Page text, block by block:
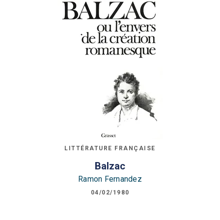
LITTÉRATURE FRANÇAISE
Balzac
Ramon Fernandez
04/02/1980